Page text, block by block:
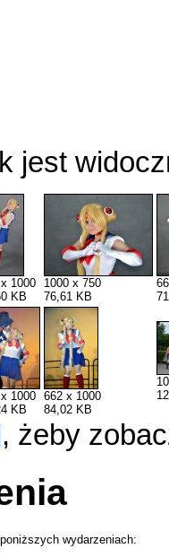
jest
1000
KB
1000 x 750
76,61 KB
1000
KB
662 x 1000
84,02 KB
, żeby
wydarzeniach: